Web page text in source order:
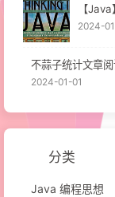
【
2024-
不蒜子统计文章
2024-01-01
分类
Java 编程思想